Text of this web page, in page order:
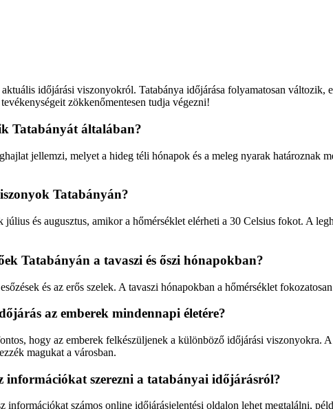
időjárási viszonyokról. Tatabánya időjárása folyamatosan
zökkenőmentesen tudja végezni!
Tatabányát általában?
jellemzi, melyet a hideg téli hónapok és a meleg nyarak határoznak
Tatabányán?
július és augusztus, amikor a hőmérséklet elérheti a 30 Celsius fokot. A
Tatabányán a tavaszi és őszi hónapokban?
és az erős szelek. A tavaszi hónapokban a hőmérséklet
az emberek mindennapi életére?
hogy az emberek felkészüljenek a különböző időjárási viszonyokra.
magukat a városban.
szerezni a tatabányai időjárásról?
információkat számos online időjárásjelentési oldalon lehet megtalálni,